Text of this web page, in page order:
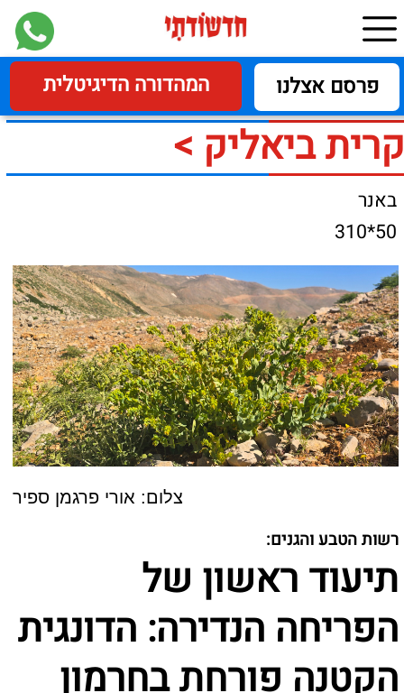
קרית ביאליק >
צלום: אורי פרגמן ספיר
רשות הטבע והגנים:
תיעוד ראשון של
הפריחה הנדירה: הדונגית
הקטנה פורחת בחרמון
אחרי שזוהה לראשונה רק בשנה שעברה, רשות
לראשונה את פריחת צמח הדונגית הקטנה, צמח
נדיר מאד, אולי הנדיר ביותר בארץ. "הצמח הזה רק
לא חדש לישראל, אלא לכל רכס הר החרמון"
פריחה מרגשת: במסגרת סקר של רשות הטבע
והגנים שנערך השבוע בשמורת הטבע הר חרמון,
לראשונה פריחה של צמח הדונגית הקטנה. הצמח,
באנר
50*310
פרסם אצלנו המהדורה הדיגיטלית